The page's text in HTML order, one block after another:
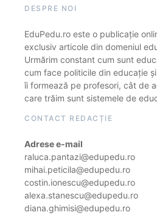
DESPRE NOI
EduPedu.ro este o publicație
exclusiv articole din domeniul
Urmărim constant cum sunt
cum face politicile din educație
îi formează pe profesori, cât de
care trăim sunt sistemele de
CONTACT REDACȚIE
Adrese e-mail
raluca.pantazi@edupedu.ro
mihai.peticila@edupedu.ro
costin.ionescu@edupedu.ro
alexa.stanescu@edupedu.ro
diana.ghimisi@edupedu.ro